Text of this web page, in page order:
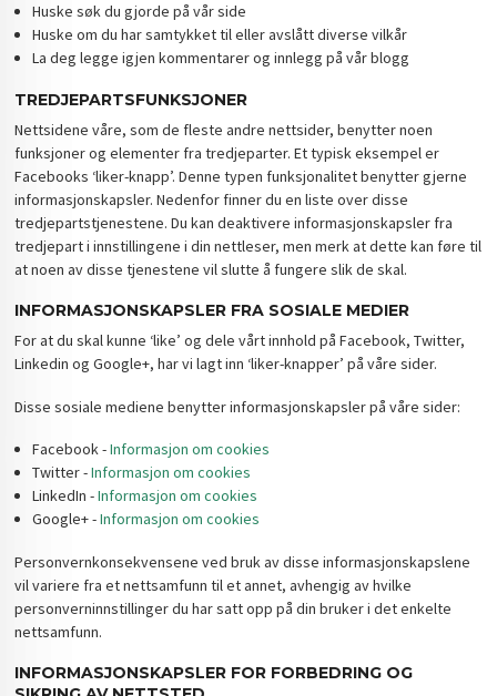
Huske søk du gjorde på vår side
Huske om du har samtykket til eller avslått diverse vilkår
La deg legge igjen kommentarer og innlegg på vår blogg
TREDJEPARTSFUNKSJONER
Nettsidene våre, som de fleste andre nettsider, benytter noen
funksjoner og elementer fra tredjeparter. Et typisk eksempel er
Facebooks ‘liker-knapp’. Denne typen funksjonalitet benytter gjerne
informasjonskapsler. Nedenfor finner du en liste over disse
tredjepartstjenestene. Du kan deaktivere informasjonskapsler fra
tredjepart i innstillingene i din nettleser, men merk at dette kan føre til
at noen av disse tjenestene vil slutte å fungere slik de skal.
INFORMASJONSKAPSLER FRA SOSIALE MEDIER
For at du skal kunne ‘like’ og dele vårt innhold på Facebook, Twitter,
Linkedin og Google+, har vi lagt inn ‘liker-knapper’ på våre sider.
Disse sosiale mediene benytter informasjonskapsler på våre sider:
Facebook -Informasjon om cookies
Twitter -Informasjon om cookies
LinkedIn -Informasjon om cookies
Google+ -Informasjon om cookies
Personvernkonsekvensene ved bruk av disse informasjonskapslene
vil variere fra et nettsamfunn til et annet, avhengig av hvilke
personverninnstillinger du har satt opp på din bruker i det enkelte
nettsamfunn.
INFORMASJONSKAPSLER FOR FORBEDRING OG